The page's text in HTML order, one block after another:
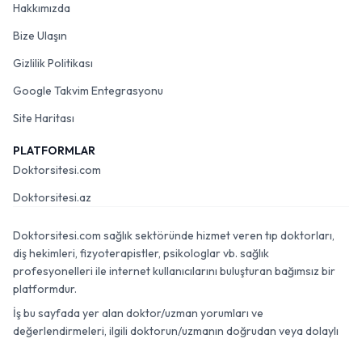
Hakkımızda
Bize Ulaşın
Gizlilik Politikası
Google Takvim Entegrasyonu
Site Haritası
PLATFORMLAR
Doktorsitesi.com
Doktorsitesi.az
Doktorsitesi.com sağlık sektöründe hizmet veren tıp doktorları,
diş hekimleri, fizyoterapistler, psikologlar vb. sağlık
profesyonelleri ile internet kullanıcılarını buluşturan bağımsız bir
platformdur.
İş bu sayfada yer alan doktor/uzman yorumları ve
değerlendirmeleri, ilgili doktorun/uzmanın doğrudan veya dolaylı